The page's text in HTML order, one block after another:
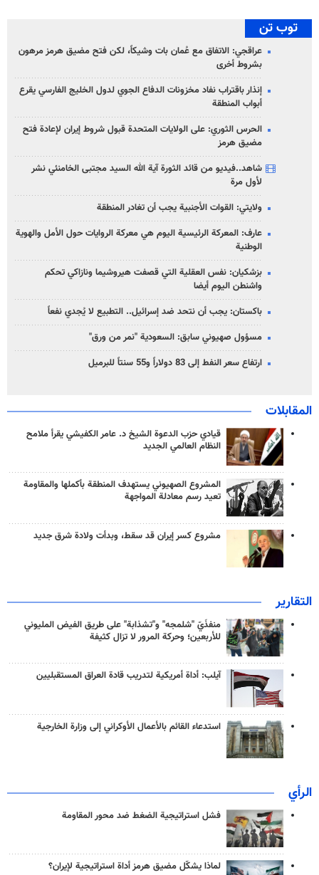
توب تن
عراقجي: الاتفاق مع عُمان بات وشيكاً، لكن فتح مضيق هرمز مرهون
بشروط أخرى
إنذار باقتراب نفاد مخزونات الدفاع الجوي لدول الخليج الفارسي يقرع
أبواب المنطقة
الحرس الثوري: على الولايات المتحدة قبول شروط إيران لإعادة فتح
مضيق هرمز
شاهد..فيديو من قائد الثورة آية الله السيد مجتبى الخامنئي نشر
لأول مرة
ولايتي: القوات الأجنبية يجب أن تغادر المنطقة
عارف: المعركة الرئيسية اليوم هي معركة الروايات حول الأمل والهوية
الوطنية
بزشكيان: نفس العقلية التي قصفت هيروشيما ونازاكي تحكم
واشنطن اليوم أيضا
باكستان: يجب أن نتحد ضد إسرائيل.. التطبيع لا يُجدي نفعاً
مسؤول صهيوني سابق: السعودية "نمر من ورق"
ارتفاع سعر النفط إلى 83 دولاراً و55 سنتاً للبرميل
المقابلات
قيادي حزب الدعوة الشيخ د. عامر الكفيشي يقرأ ملامح
النظام العالمي الجديد
المشروع الصهيوني يستهدف المنطقة بأكملها والمقاومة
تعيد رسم معادلة المواجهة
مشروع كسر إيران قد سقط، وبدأت ولادة شرق جديد
التقارير
منفذَيّ "شلمجه" و"تشذابة" على طريق الفيض المليوني
للأربعين؛ وحركة المرور لا تزال كثيفة
آيلب: أداة أمريكية لتدريب قادة العراق المستقبليين
استدعاء القائم بالأعمال الأوكراني إلى وزارة الخارجية
الرأي
فشل استراتيجية الضغط ضد محور المقاومة
لماذا يشكّل مضيق هرمز أداة استراتيجية لإيران؟